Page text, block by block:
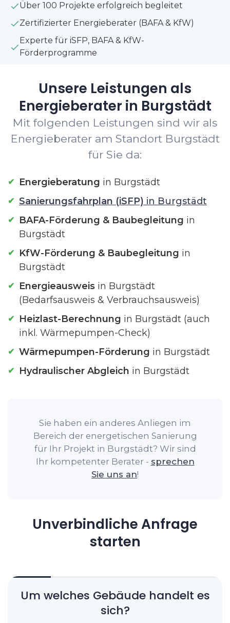
Über 100 Projekte erfolgreich begleitet
Zertifizierter Energieberater (BAFA & KfW)
Experte für iSFP, BAFA & KfW-
Förderprogramme
Unsere Leistungen als
Energieberater in Burgstädt
Mit folgenden Leistungen sind wir als
Energieberater am Standort Burgstädt
für Sie da:
Energieberatung in Burgstädt
Sanierungsfahrplan (iSFP) in Burgstädt
BAFA-Förderung & Baubegleitung in
Burgstädt
KfW-Förderung & Baubegleitung in
Burgstädt
Energieausweis in Burgstädt
(Bedarfsausweis & Verbrauchsausweis)
Heizlast-Berechnung in Burgstädt (auch
inkl. Wärmepumpen-Check)
Wärmepumpen-Förderung in Burgstädt
Hydraulischer Abgleich in Burgstädt
Sie haben ein anderes Anliegen im
Bereich der energetischen Sanierung
für Ihr Projekt in Burgstädt? Wir sind
Ihr kompetenter Berater - sprechen
Sie uns an!
Unverbindliche Anfrage
starten